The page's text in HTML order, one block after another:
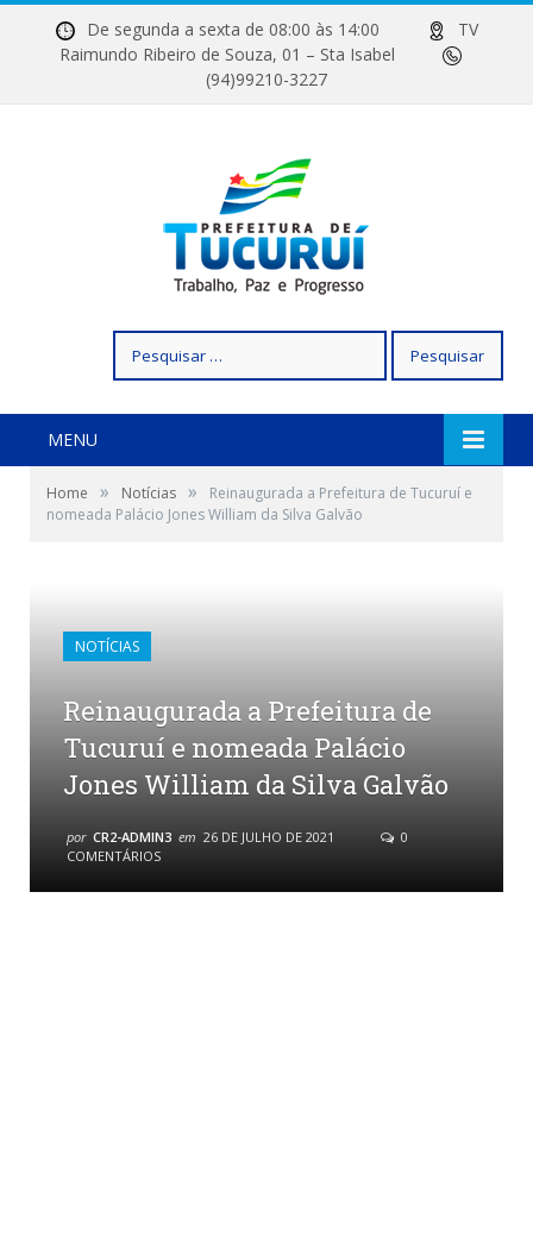
De segunda a sexta de 08:00 às 14:00
TV
Raimundo Ribeiro de Souza, 01 – Sta Isabel
(94)99210-3227
por:
MENU
Home » Notícias »
Reinaugurada a Prefeitura de Tucuruí e
nomeada Palácio Jones William da Silva Galvão
NOTÍCIAS
Reinaugurada a Prefeitura de
Tucuruí e nomeada Palácio
Jones William da Silva Galvão
por CR2-ADMIN3 em 26 DE JULHO DE 2021
0
COMENTÁRIOS